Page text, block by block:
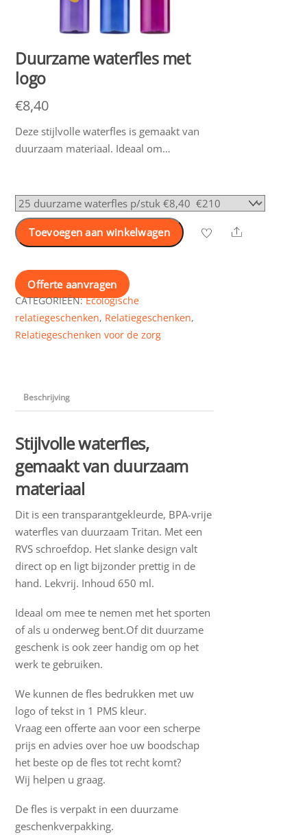
Duurzame waterfles met
logo
€8,40
Deze stijlvolle waterfles is gemaakt van
duurzaam materiaal. Ideaal om…
Toevoegen aan winkelwagen Share
Offerte aanvragen
CATEGORIEËN:Ecologische
relatiegeschenken, Relatiegeschenken,
Relatiegeschenken voor de zorg
Beschrijving
Stijlvolle waterfles,
gemaakt van duurzaam
materiaal
Dit is een transparantgekleurde, BPA-vrije
waterfles van duurzaam Tritan. Met een
RVS schroefdop. Het slanke design valt
direct op en ligt bijzonder prettig in de
hand. Lekvrij. Inhoud 650 ml.
Ideaal om mee te nemen met het sporten
of als u onderweg bent.Of dit duurzame
geschenk is ook zeer handig om op het
werk te gebruiken.
We kunnen de fles bedrukken met uw
logo of tekst in 1 PMS kleur.
Vraag een offerte aan voor een scherpe
prijs en advies over hoe uw boodschap
het beste op de fles tot recht komt?
Wij helpen u graag.
De fles is verpakt in een duurzame
geschenkverpakking.